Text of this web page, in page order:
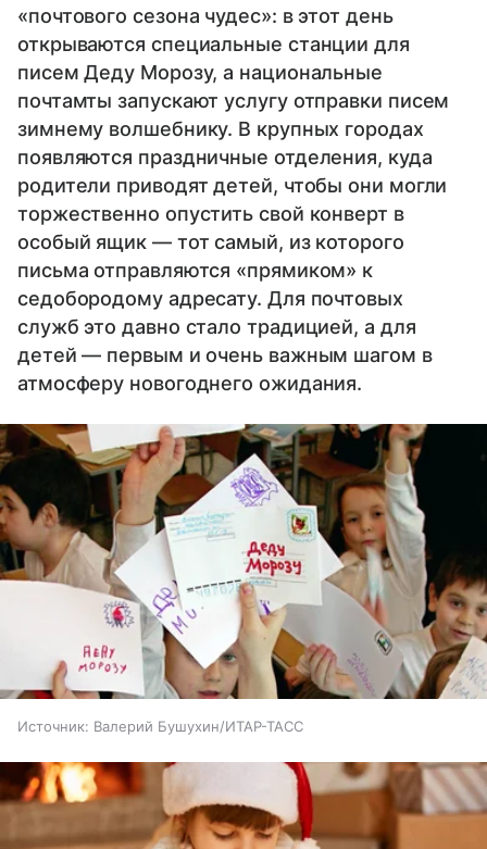
«почтового сезона чудес»: в этот день
открываются специальные станции для
писем Деду Морозу, а национальные
почтамты запускают услугу отправки писем
зимнему волшебнику. В крупных городах
появляются праздничные отделения, куда
родители приводят детей, чтобы они могли
торжественно опустить свой конверт в
особый ящик — тот самый, из которого
письма отправляются «прямиком» к
седобородому адресату. Для почтовых
служб это давно стало традицией, а для
детей — первым и очень важным шагом в
атмосферу новогоднего ожидания.
Источник: Валерий Бушухин/ИТАР-ТАСС